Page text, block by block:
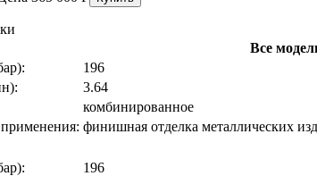
Все
196
3.64
комбинированное
финишная отделка металлических
196